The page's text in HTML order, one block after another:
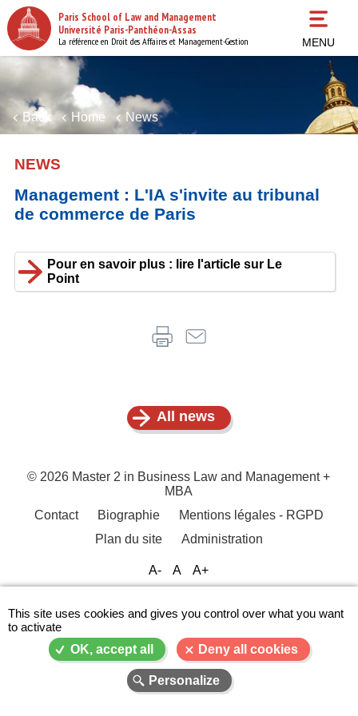
Skip
to
main
content
Paris School of Law and Management
Université Paris-Panthéon-Assas
La référence en Droit des Affaires et Management-Gestion MENU
Back Home News
NEWS
Management : L'IA s'invite au tribunal
de commerce de Paris
Pour en savoir plus : lire l'article sur Le
Point
All news
© 2026 Master 2 in Business Law and Management +
MBA
page
Contact Biographie
Mentions légales - RGPD
Plan du site
Administration
A- A A+
This site uses cookies and gives you control over what you want
to activate
OK, accept all
Deny all cookies
Personalize